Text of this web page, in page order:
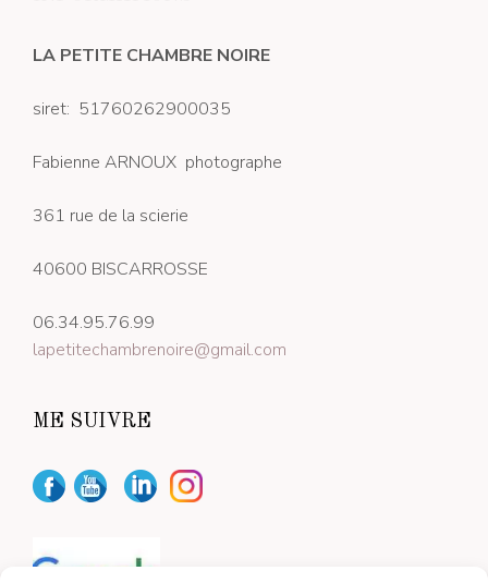
LA PETITE CHAMBRE NOIRE
siret: 51760262900035
Fabienne ARNOUX photographe
361 rue de la scierie
40600 BISCARROSSE
06.34.95.76.99
lapetitechambrenoire@gmail.com
ME SUIVRE